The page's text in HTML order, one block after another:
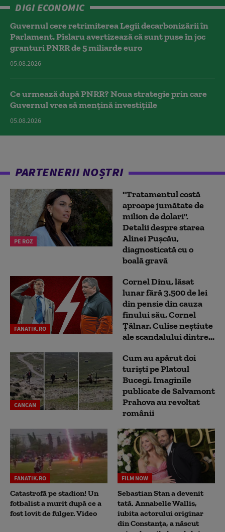
DIGI ECONOMIC
Guvernul cere retrimiterea Legii decarbonizării în
Parlament. Pîslaru avertizează că sunt puse în joc
granturi PNRR de 5 miliarde euro
05.08.2026
Ce urmează după PNRR? Noua strategie prin care
Guvernul vrea să mențină investițiile
05.08.2026
PARTENERII NOȘTRI
PE ROZ
"Tratamentul costă
aproape jumătate de
milion de dolari".
Detalii despre starea
Alinei Pușcău,
diagnosticată cu o
boală gravă
FANATIK.RO
Cornel Dinu, lăsat
lunar fără 3.500 de lei
din pensie din cauza
finului său, Cornel
Țălnar. Culise neștiute
ale scandalului dintre...
CANCAN
Cum au apărut doi
turiști pe Platoul
Bucegi. Imaginile
publicate de Salvamont
Prahova au revoltat
românii
FANATIK.RO
Catastrofă pe stadion! Un
fotbalist a murit după ce a
fost lovit de fulger. Video
FILM NOW
Sebastian Stan a devenit
tată. Annabelle Wallis,
iubita actorului originar
din Constanța, a născut